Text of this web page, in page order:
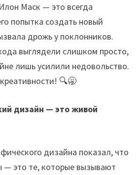
Маск — это всегда
попытка создать новый
дрожь у поклонников.
выглядели слишком просто,
лишь усилили недовольство.
🔍🥱
дизайн — это живой
дизайна показал, что
— это те, которые вызывают